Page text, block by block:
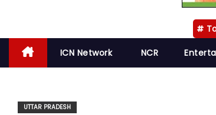
ICN Network NCR
UTTAR PRADESH